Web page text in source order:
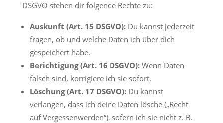
DSGVO stehen dir folgende Rechte zu:
Auskunft (Art. 15 DSGVO):Du kannst jederzeit
fragen, ob und welche Daten ich über dich
gespeichert habe.
Berichtigung (Art. 16 DSGVO):Wenn Daten
falsch sind, korrigiere ich sie sofort.
Löschung (Art. 17 DSGVO):Du kannst
verlangen, dass ich deine Daten lösche („Recht
auf Vergessenwerden“), sofern ich sie nicht z. B.